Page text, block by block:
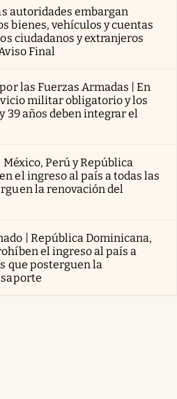
autoridades embargan
bienes, vehículos y cuentas
ciudadanos y extranjeros
Final
las Fuerzas Armadas | En
militar obligatorio y los
39 años deben integrar el
Perú y República
el ingreso al país a todas las
la renovación del
| República Dominicana,
el ingreso al país a
que posterguen la